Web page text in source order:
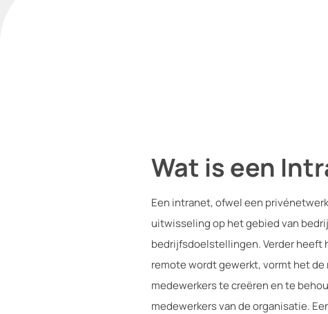
Wat is een
Een intranet, ofwel een
uitwisseling op het gebied van
bedrijfsdoelstellingen. Verder heeft
remote wordt gewerkt, vormt het
medewerkers te creëren en te
medewerkers van de organisatie.